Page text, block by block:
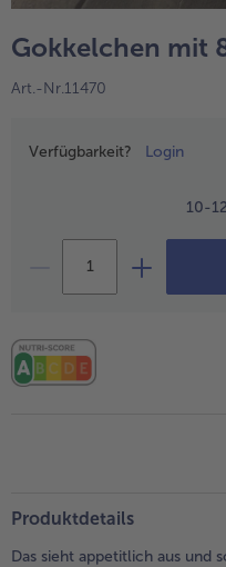
alle
alle bofrost*free
alle bofrost*plus.
Pflanzliche
Gokkelchen mit
Art.-Nr.11470
Preisangabe
Verfügbarkeit? Login
10-
Produktdetails
Das sieht appetitlich aus und